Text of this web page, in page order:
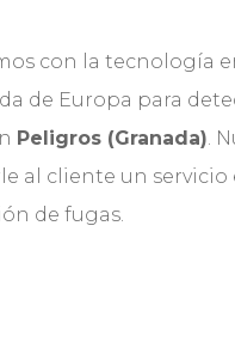
con la tecnología
de Europa para
Peligros (Granada).
al cliente un servicio
de fugas.